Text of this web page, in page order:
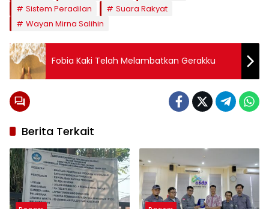
Sistem Peradilan
Suara Rakyat
Wayan Mirna Salihin
Fobia Kaki Telah Melambatkan Gerakku
Berita Terkait